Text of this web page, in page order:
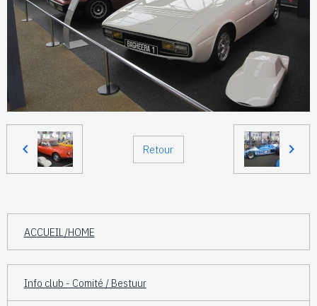
Retour
ACCUEIL/HOME
Info club - Comité / Bestuur